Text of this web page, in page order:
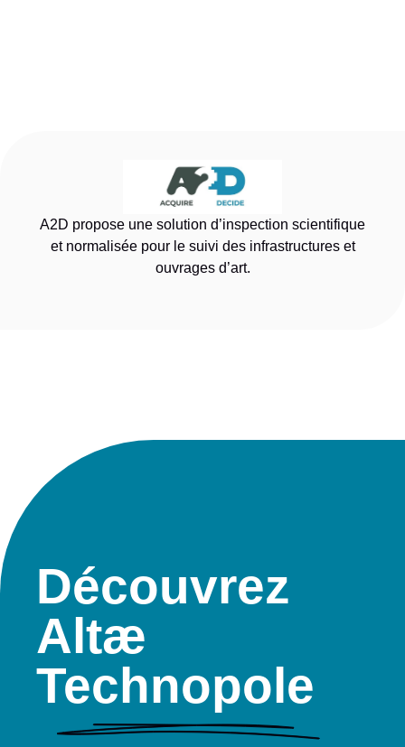
A2D propose une solution d’inspection scientifique
et normalisée pour le suivi des infrastructures et
ouvrages d’art.
Découvrez
Altæ
Technopole